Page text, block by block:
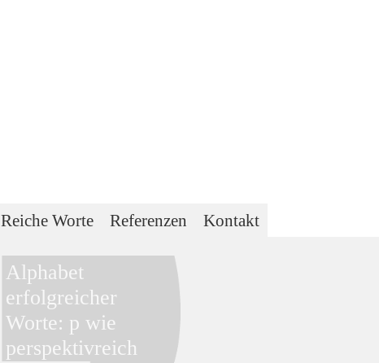
Reiche Worte Referenzen Kontakt
Alphabet
erfolgreicher
Worte: p wie
perspektivreich